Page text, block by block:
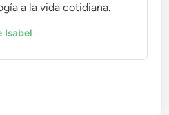
a la vida cotidiana.
Isabel